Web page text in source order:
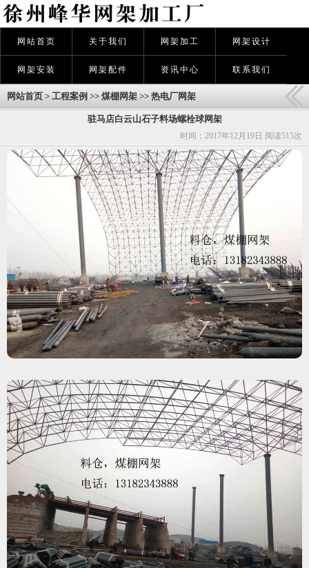
网站首页 关于我们 网架加工 网架设计
网架安装 网架配件 资讯中心 联系我们
网站首页 > 工程案例 >> 煤棚网架 >> 热电厂网架
驻马店白云山石子料场螺栓球网架
时间：2017年12月19日 阅读515次